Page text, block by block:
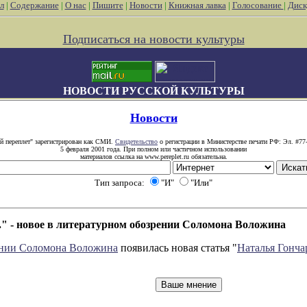
| Содержание| О нас| Пишите| Новости| Книжная лавка| Голосование |
Подписаться на новости культуры
НОВОСТИ РУССКОЙ КУЛЬТУРЫ
Новости
переплет" зарегистрирован как СМИ. Свидетельство о регистрации в Министерстве печати РФ: Эл.
5 февраля 2001 года. При полном или частичном использовании
материалов ссылка на www.pereplet.ru обязательна.
Тип запроса: "И" "Или"
- новое в литературном обозрении Соломона Воложина
Соломона Воложина появилась новая статья "Наталья